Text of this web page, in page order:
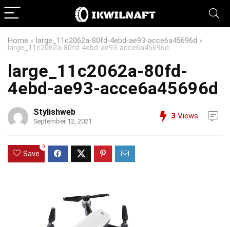
Home » large_11c2062a-80fd-4ebd-ae93-acce6a45696d »
large_11c2062a-80fd-4ebd-ae93-acce6a45696d
large_11c2062a-80fd-
4ebd-ae93-acce6a45696d
Stylishweb
September 12, 2021
3 Views
Save
0